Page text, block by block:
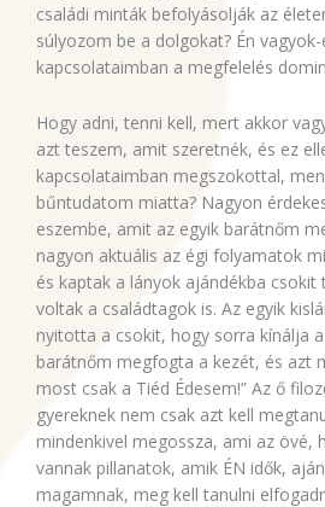
családi minták befolyásolják az
súlyozom be a dolgokat? Én
kapcsolataimban a megfelelés
Hogy adni, tenni kell, mert akkor
azt teszem, amit szeretnék, és ez
kapcsolataimban megszokottal,
bűntudatom miatta? Nagyon
eszembe, amit az egyik barátnőm
nagyon aktuális az égi folyamatok
és kaptak a lányok ajándékba
voltak a családtagok is. Az egyik
nyitotta a csokit, hogy sorra kínálja
barátnőm megfogta a kezét, és azt
most csak a Tiéd Édesem!” Az ő
gyereknek nem csak azt kell
mindenkivel megossza, ami az övé,
vannak pillanatok, amik ÉN idők,
magamnak, meg kell tanulni